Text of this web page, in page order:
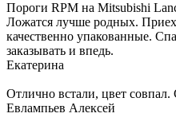
Пороги RPM на Mitsubishi
Ложатся лучше родных.
качественно упакованные.
заказывать и впедь.
Екатерина
Отлично встали, цвет совпал.
Евлампьев Алексей